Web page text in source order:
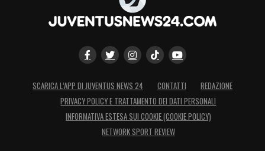
SCARICA L’APP DI JUVENTUS NEWS 24 CONTATTI
REDAZIONE
PRIVACY POLICY E TRATTAMENTO DEI DATI PERSONALI
INFORMATIVA ESTESA SUI COOKIE (COOKIE POLICY)
NETWORK SPORT REVIEW